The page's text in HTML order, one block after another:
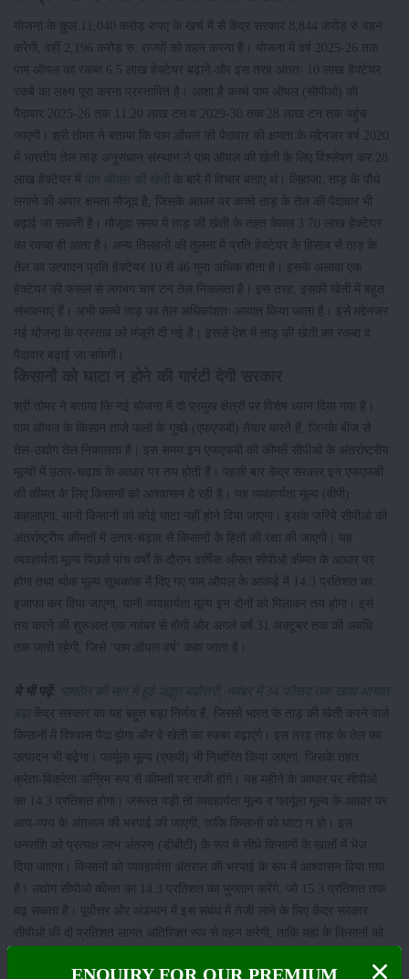
योजना के कुल 11,040 करोड़ रुपए के खर्च में से केंद्र सरकार 8,844 करोड़ रु.वहन
करेगी, वहीं 2,196 करोड़ रु. राज्यों को वहन करना है। योजना में वर्ष 2025-26 तक
पाम ऑयल का रकबा 6.5 लाख हेक्टेयर बढ़ाने और इस तरह अंततः 10 लाख हैक्टेयर
रकबे का लक्ष्य पूरा करना प्रस्तावित है। आशा है कच्चे पाम ऑयल (सीपीओ) की
पैदावार 2025-26 तक 11.20 लाख टन व 2029-30 तक 28 लाख टन तक पहुंच
जाएगी। श्री तोमर ने बताया कि पाम ऑयल की पैदावार की क्षमता के मद्देनजर वर्ष 2020
में भारतीय तेल ताड़ अनुसंधान संस्थान ने पाम ऑयल की खेती के लिए विश्लेषण कर 28
लाख हेक्टेयर में
पाम ऑयल की खेती
के बारे में विचार बताए थे। लिहाजा, ताड़ के पौधे
लगाने की अपार क्षमता मौजूद है, जिसके आधार पर कच्चे ताड़ के तेल की पैदावार भी
बढ़ाई जा सकती है। मौजूदा समय में ताड़ की खेती के तहत केवल 3.70 लाख हेक्टेयर
का रकबा ही आता है। अन्य तिलहनों की तुलना में प्रति हेक्टेयर के हिसाब से ताड़ के
तेल का उत्पादन प्रति हेक्टेयर 10 से 46 गुना अधिक होता है। इसके अलावा एक
हेक्टेयर की फसल से लगभग चार टन तेल निकलता है। इस तरह, इसकी खेती में बहुत
संभावनाएं हैं। अभी कच्चे ताड़ का तेल अधिकांशतः आयात किया जाता है। इसे मद्देनजर
नई योजना के प्रस्ताव को मंजूरी दी गई है। इससे देश में ताड़ की खेती का रकबा व
पैदावार बढ़ाई जा सकेगी।
श्री तोमर ने बताया कि नई योजना में दो प्रमुख क्षेत्रों पर विशेष ध्यान दिया गया है।
पाम ऑयल के किसान ताजे फलों के गुच्छे (एफएफबी) तैयार करते हैं, जिनके बीज से
तेल-उद्योग तेल निकालता है। इस समय इन एफएफबी की कीमतें सीपीओ के अंतर्राष्ट्रीय
मूल्‍यों में उतार-चढ़ाव के आधार पर तय होती हैं। पहली बार केंद्र सरकार इन एफएफबी
की कीमत के लिए किसानों को आश्वासन दे रही है। यह व्यवहार्यता मूल्य (वीपी)
कहलाएगा, यानी किसानों को कोई घाटा नहीं होने दिया जाएगा। इसके जरिये सीपीओ की
अंतर्राष्ट्रीय कीमतों में उतार-चढ़ाव से किसानों के हितों की रक्षा की जाएगी। यह
व्यवहार्यता मूल्य पिछले पांच वर्षों के दौरान वार्षिक औसत सीपीओ कीमत के आधार पर
होगा तथा थोक मूल्य सूचकांक में दिए गए पाम ऑयल के आंकड़े में 14.3 प्रतिशत का
इजाफा कर दिया जाएगा, यानी व्यवहार्यता मूल्य इन दोनों को मिलाकर तय होगा। इसे
तय करने की शुरुआत एक नवंबर से होगी और अगले वर्ष 31 अक्टूबर तक की अवधि
तक जारी रहेगी, जिसे ‘पाम ऑयल वर्ष’ कहा जाता है।
ये भी पढ़ें: पामतेल की मांग में हुई अद्भुत बढ़ोत्तरी, नवंबर में 34 फीसद तक खाद्य आयात
बढ़ाकेंद्र सरकार का यह बहुत बड़ा निर्णय है, जिससे भारत के ताड़ की खेती करने वाले
किसानों में विश्वास पैदा होगा और वे खेती का रकबा बढ़ाएंगे। इस तरह ताड़ के तेल का
उत्पादन भी बढ़ेगा। फार्मूला मूल्य (एफपी) भी निर्धारित किया जाएगा, जिसके तहत
क्रेता-विक्रेता अग्रिम रूप से कीमतों पर राजी होंगे। यह महीने के आधार पर सीपीओ
का 14.3 प्रतिशत होगा। जरूरत पड़ी तो व्यवहार्यता मूल्य व फार्मूला मूल्य के आधार पर
आय-व्यय के अंतराल की भरपाई की जाएगी, ताकि किसानों को घाटा न हो। इस
धनराशि को प्रत्यक्ष लाभ अंतरण (डीबीटी) के रूप में सीधे किसानों के खातों में भेज
दिया जाएगा। किसानों को व्यवहार्यता अंतराल की भरपाई के रूप में आश्वासन दिया गया
है। उद्योग सीपीओ कीमत का 14.3 प्रतिशत का भुगतान करेंगे, जो 15.3 प्रतिशत तक
बढ़ सकता है। पूर्वोत्तर और अंडमान में इस संबंध में तेजी लाने के लिए केंद्र सरकार
सीपीओ की दो प्रतिशत लागत अतिरिक्त रूप से वहन करेगी, ताकि यहां के किसानों को
ENQUIRY FOR OUR PREMIUM